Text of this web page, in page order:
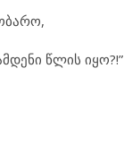
ბარო,
დენი წლის იყო?!”